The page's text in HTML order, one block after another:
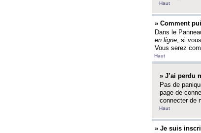
Haut
» Comment
Dans le
en ligne, si
Vous serez
Haut
» J’ai perdu
Pas de
page de
connecter de
Haut
» Je suis